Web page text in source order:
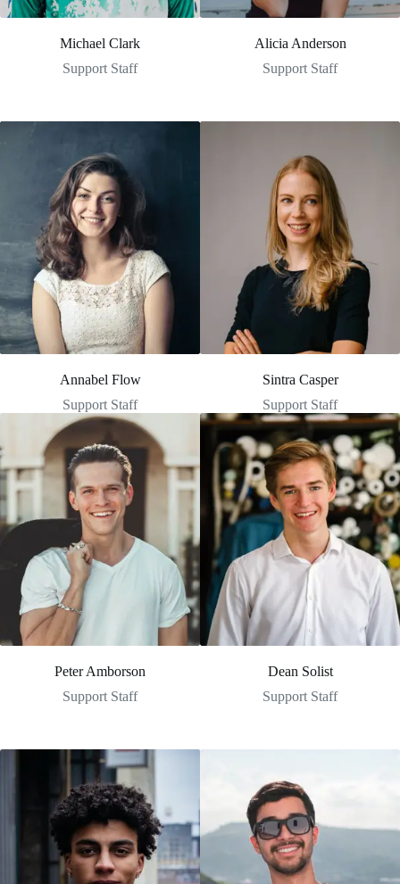
Michael Clark
Support Staff
Alicia Anderson
Support Staff
Annabel Flow
Support Staff
Sintra Casper
Support Staff
Peter Amborson
Support Staff
Dean Solist
Support Staff